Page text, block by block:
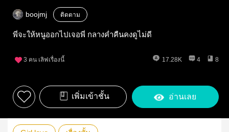
boojmj ติดตาม
พี่จะให้หนูออกไปเจอพี่ กลางค่ำคืนคงดูไม่ดี
3 คน เลิฟเรื่องนี้ 17.28K 4 8
เพิ่มเข้าชั้น อ่านเลย